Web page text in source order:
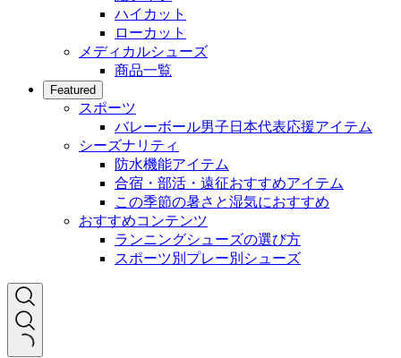
ハイカット
ローカット
メディカルシューズ
商品一覧
Featured
スポーツ
バレーボール男子日本代表応援アイテム
シーズナリティ
防水機能アイテム
合宿・部活・遠征おすすめアイテム
この季節の暑さと湿気におすすめ
おすすめコンテンツ
ランニングシューズの選び方
スポーツ別プレー別シューズ